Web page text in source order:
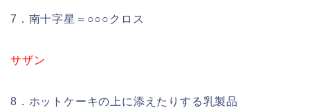
7．南十字星＝○○○クロス
サザン
8．ホットケーキの上に添えたりする乳製品